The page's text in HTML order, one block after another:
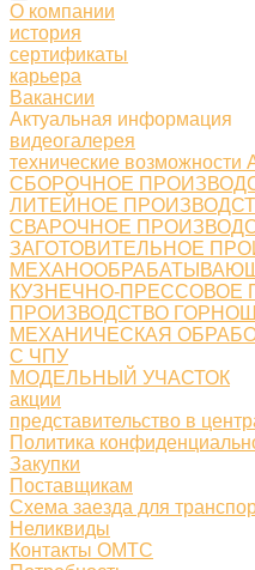
О компании
история
сертификаты
карьера
Вакансии
Актуальная информация
видеогалерея
технические
СБОРОЧНОЕ
ЛИТЕЙНОЕ
СВАРОЧНОЕ
ЗАГОТОВИТЕЛЬНОЕ
КУЗНЕЧНО-ПРЕССОВОЕ
ПРОИЗВОДСТВО
МЕХАНИЧЕСКАЯ
С ЧПУ
МОДЕЛЬНЫЙ УЧАСТОК
акции
представительство в
Политика
Закупки
Поставщикам
Схема заезда для
Неликвиды
Контакты ОМТС